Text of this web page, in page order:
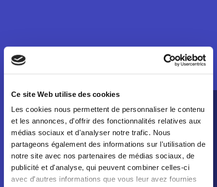
Ce site Web utilise des cookies
Les cookies nous permettent de personnaliser le contenu
et les annonces, d'offrir des fonctionnalités relatives aux
médias sociaux et d'analyser notre trafic. Nous
partageons également des informations sur l'utilisation de
notre site avec nos partenaires de médias sociaux, de
publicité et d'analyse, qui peuvent combiner celles-ci
avec d'autres informations que vous leur avez fournies